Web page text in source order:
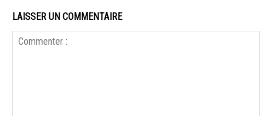
LAISSER UN COMMENTAIRE